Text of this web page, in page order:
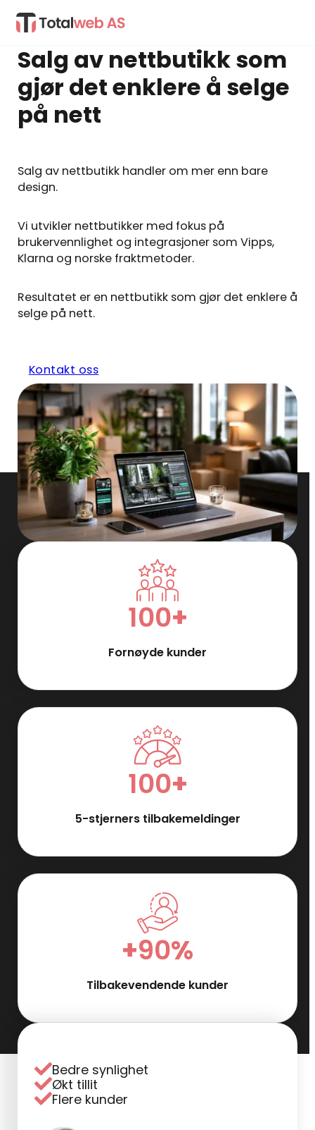
Salg av nettbutikk som
gjør det enklere å selge
på nett
Salg av nettbutikk handler om mer enn bare
design.
Vi utvikler nettbutikker med fokus på
brukervennlighet og integrasjoner som Vipps,
Klarna og norske fraktmetoder.
Resultatet er en nettbutikk som gjør det enklere å
selge på nett.
Kontakt oss
100+
Fornøyde kunder
100+
5-stjerners tilbakemeldinger
+90%
Tilbakevendende kunder
Bedre synlighet
Økt tillit
Flere kunder